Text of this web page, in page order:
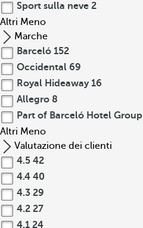
Sport sulla neve 2
Altri Meno
Marche
Barceló 152
Occidental 69
Royal Hideaway 16
Allegro 8
Part of Barceló Hotel Group
Altri Meno
Valutazione dei clienti
4.5 42
4.4 40
4.3 29
4.2 27
4.1 24